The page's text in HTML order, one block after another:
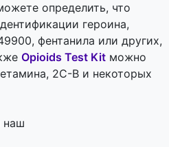
определить, что
героина,
фентанила или других,
Opioids Test Kit можно
2C-B и некоторых
наш